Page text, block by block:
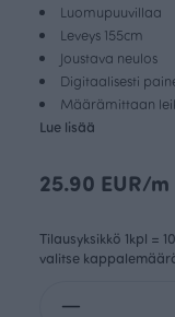
Luomupuuvillaa
Leveys 155cm
Joustava neulos
Digitaalisesti
Määrämittaan
Lue lisää
25.90 EUR/m
Tilausyksikkö 1kpl =
valitse